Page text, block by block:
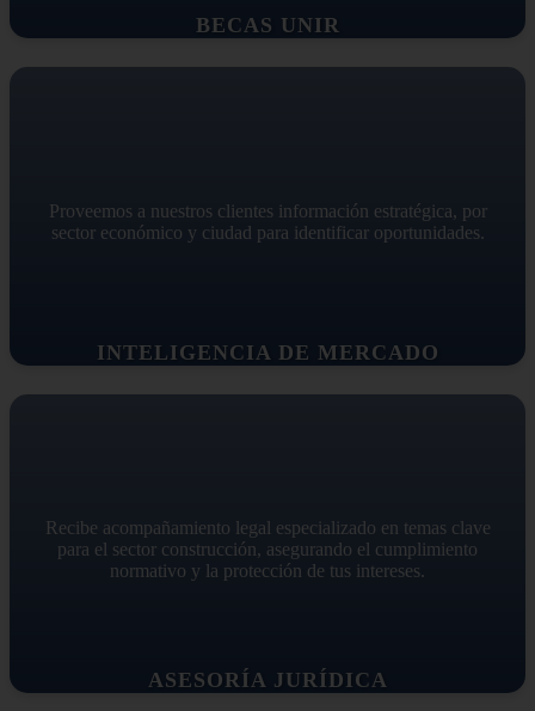
BECAS UNIR
INTELIGENCIA DE MERCADO
Proveemos a nuestros clientes información estratégica, por
sector económico y ciudad para identificar oportunidades.
ASESORÍA JURÍDICA
Recibe acompañamiento legal especializado en temas clave
para el sector construcción, asegurando el cumplimiento
normativo y la protección de tus intereses.